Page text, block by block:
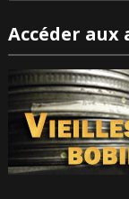
Accéder aux